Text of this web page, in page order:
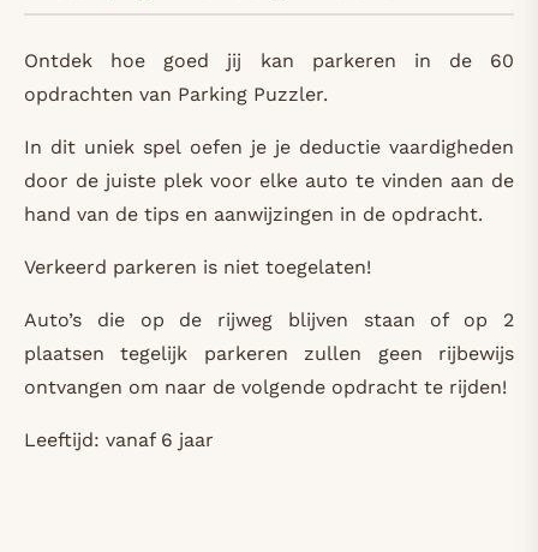
Ontdek hoe goed jij kan parkeren in de 60
opdrachten van Parking Puzzler.
In dit uniek spel oefen je je deductie vaardigheden
door de juiste plek voor elke auto te vinden aan de
hand van de tips en aanwijzingen in de opdracht.
Verkeerd parkeren is niet toegelaten!
Auto’s die op de rijweg blijven staan of op 2
plaatsen tegelijk parkeren zullen geen rijbewijs
ontvangen om naar de volgende opdracht te rijden!
Leeftijd: vanaf 6 jaar